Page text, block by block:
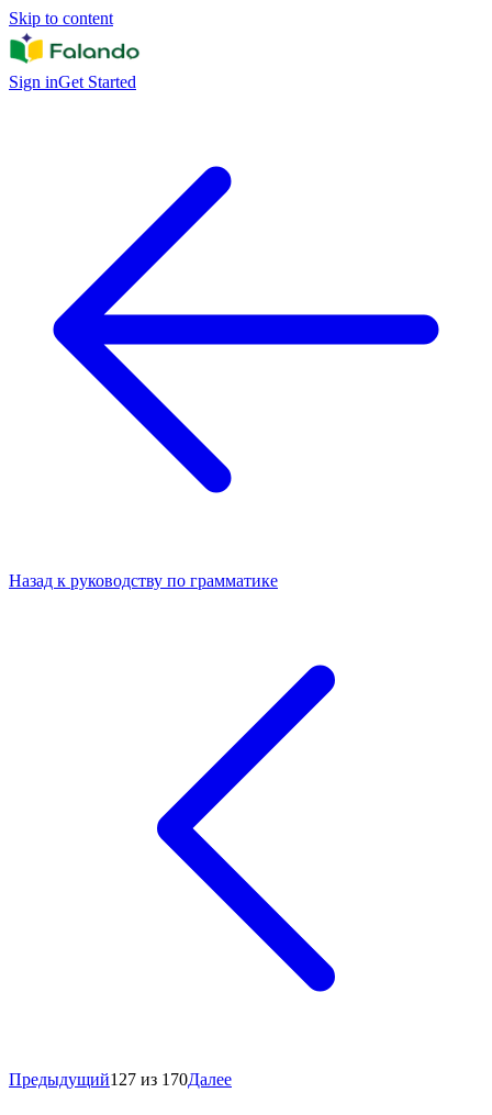
Skip to content
Sign inGet Started
Назад к руководству по грамматике
Предыдущий127 из 170Далее